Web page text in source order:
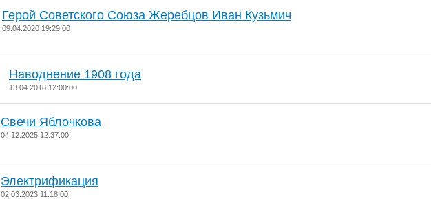
Герой Советского Союза Жеребцов Иван Кузьмич
09.04.2020 19:29:00
Наводнение 1908 года
13.04.2018 12:00:00
Свечи Яблочкова
04.12.2025 12:37:00
Электрификация
02.03.2023 11:18:00